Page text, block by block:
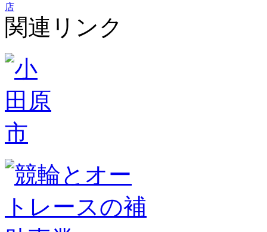
店
関連リンク